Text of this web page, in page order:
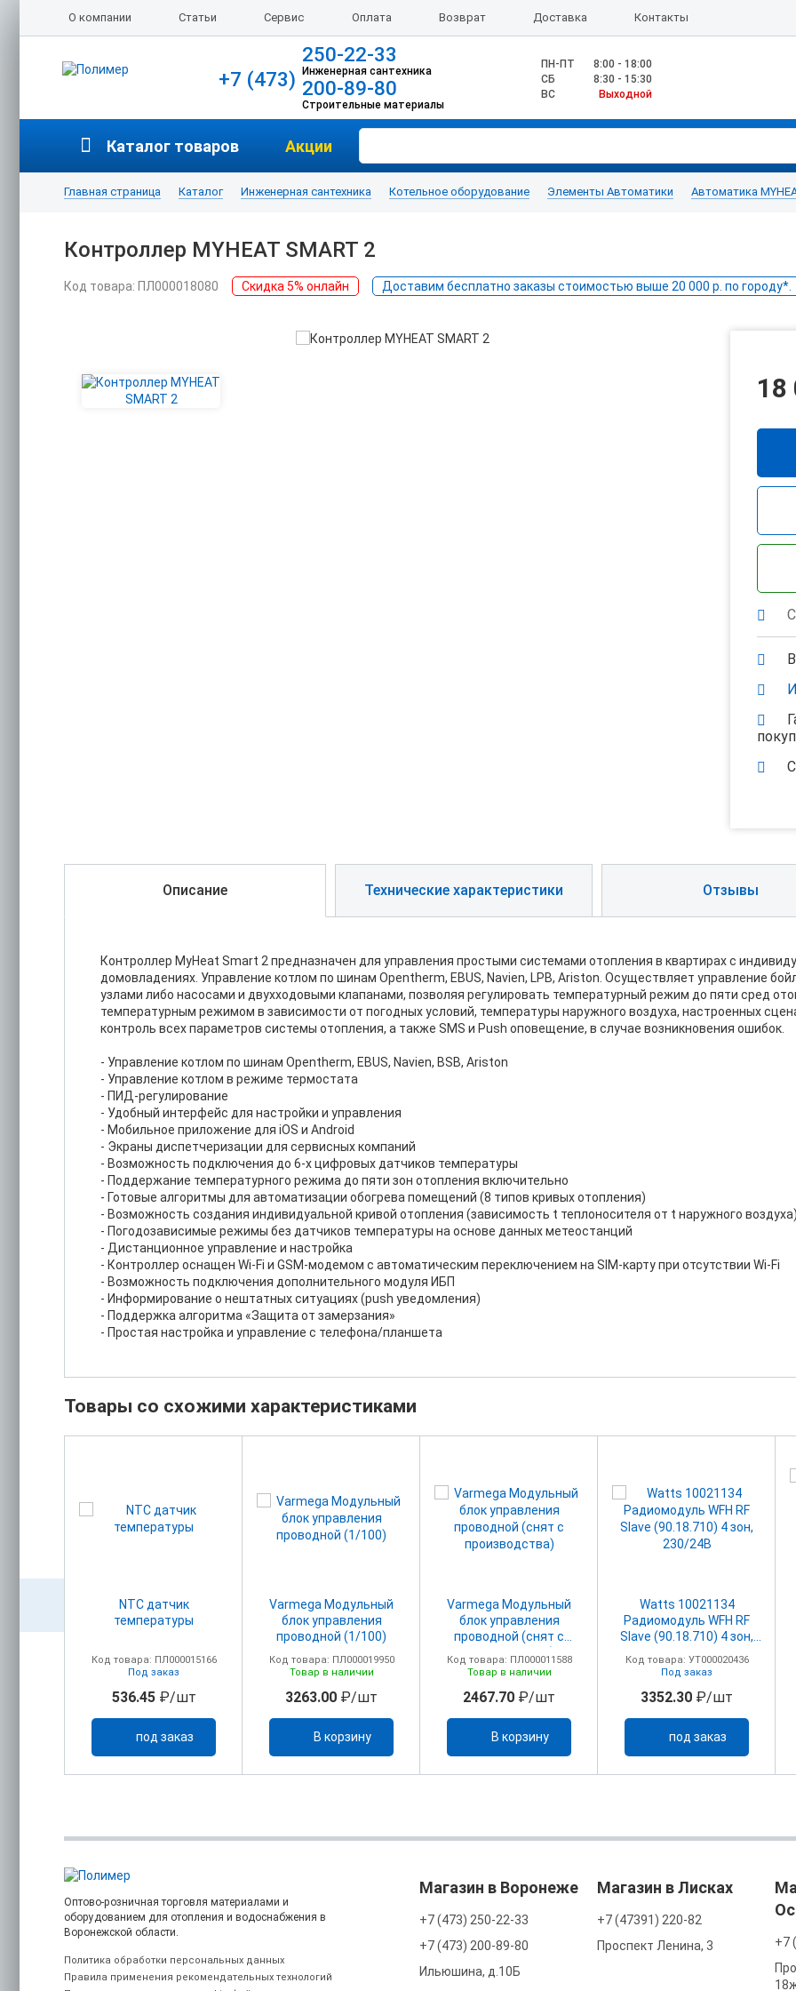
О компании Статьи Сервис Оплата Возврат Доставка Контакты
+7 (473)
250-22-33
Инженерная сантехника
200-89-80
Строительные материалы
ПН-ПТ
8:00 - 18:00
CБ
8:30 - 15:30
ВС
Выходной
Каталог товаров Акции
Главная страница Каталог Инженерная сантехника Котельное оборудование Элементы Автоматики Автоматика
Контроллер MYHEAT SMART 2
Код товара: ПЛ000018080 Скидка 5% онлайн Доставим бесплатно заказы стоимостью выше 20 000 р. по городу*.
18
Описание Технические характеристики Отзывы
Контроллер MyHeat Smart 2 предназначен для управления простыми системами отопления в квартирах с
домовладениях. Управление котлом по шинам Opentherm, EBUS, Navien, LPB, Ariston. Осуществляет управление
узлами либо насосами и двухходовыми клапанами, позволяя регулировать температурный режим до пяти сред
температурным режимом в зависимости от погодных условий, температуры наружного воздуха, настроенных
контроль всех параметров системы отопления, а также SMS и Push оповещение, в случае возникновения ошибок.
- Управление котлом по шинам Opentherm, EBUS, Navien, BSB, Ariston
- Управление котлом в режиме термостата
- ПИД-регулирование
- Удобный интерфейс для настройки и управления
- Мобильное приложение для iOS и Android
- Экраны диспетчеризации для сервисных компаний
- Возможность подключения до 6-х цифровых датчиков температуры
- Поддержание температурного режима до пяти зон отопления включительно
- Готовые алгоритмы для автоматизации обогрева помещений (8 типов кривых отопления)
- Возможность создания индивидуальной кривой отопления (зависимость t теплоносителя от t наружного
- Погодозависимые режимы без датчиков температуры на основе данных метеостанций
- Дистанционное управление и настройка
- Контроллер оснащен Wi-Fi и GSM-модемом с автоматическим переключением на SIM-карту при отсутствии Wi-Fi
- Возможность подключения дополнительного модуля ИБП
- Информирование о нештатных ситуациях (push уведомления)
- Поддержка алгоритма «Защита от замерзания»
- Простая настройка и управление с телефона/планшета
Товары со схожими характеристиками
NTC датчик
температуры
Код товара: ПЛ000015166
Под заказ
536.45₽/шт
под заказ
Varmega Модульный
блок управления
проводной (1/100)
Код товара: ПЛ000019950
Товар в наличии
3263.00 ₽/шт
В корзину
Varmega Модульный
блок управления
проводной (снят с
Код товара: ПЛ000011588
Товар в наличии
2467.70 ₽/шт
В корзину
Watts 10021134
Радиомодуль WFH RF
Slave (90.18.710) 4 зон,
Код товара: УТ000020436
Под заказ
3352.30 ₽/шт
под заказ
Оптово-розничная торговля материалами и
оборудованием для отопления и водоснабжения в
Воронежской области.
Политика обработки персональных данных
Правила применения рекомендательных технологий
Магазин в Воронеже
+7 (473) 250-22-33
+7 (473) 200-89-80
Ильюшина, д.10Б
Магазин в Лисках
+7 (47391) 220-82
Проспект Ленина, 3
+7